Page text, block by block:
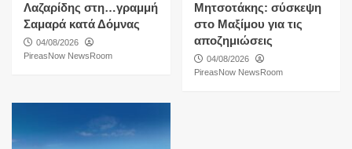
Λαζαρίδης στη…γραμμή
Σαμαρά κατά Δόμνας
04/08/2026
PireasNow NewsRoom
Μητσοτάκης: σύσκεψη
στο Μαξίμου για τις
αποζημιώσεις
04/08/2026
PireasNow NewsRoom